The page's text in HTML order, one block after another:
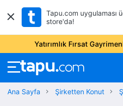
Tapu.com uygulaması
store'da!
Yatırımlık Fırsat
Ana Sayfa Şirketten Konut